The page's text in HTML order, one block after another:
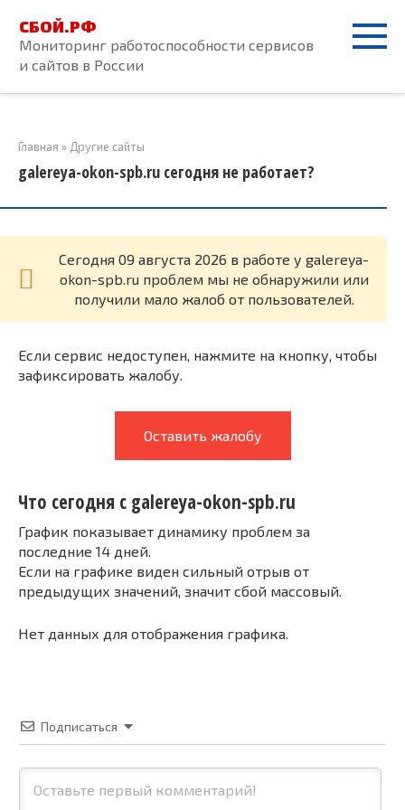
контенту
СБОЙ.РФ
Мониторинг работоспособности сервисов
и сайтов в России
Главная » Другие сайты
galereya-okon-spb.ru сегодня не работает?
Cегодня 09 августа 2026 в работе у galereya-
okon-spb.ru проблем мы не обнаружили или
получили мало жалоб от пользователей.
Если сервис недоступен, нажмите на кнопку, чтобы
зафиксировать жалобу.
Оставить жалобу
Что сегодня с galereya-okon-spb.ru
График показывает динамику проблем за
последние 14 дней.
Если на графике виден сильный отрыв от
предыдущих значений, значит сбой массовый.
Нет данных для отображения графика.
Подписаться